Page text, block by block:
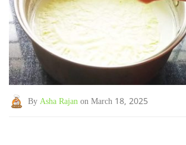
By Asha Rajan on March 18, 2025